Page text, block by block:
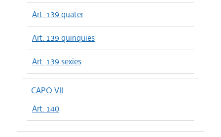
Art. 139 quater
Art. 139 quinquies
Art. 139 sexies
CAPO VII
Art. 140